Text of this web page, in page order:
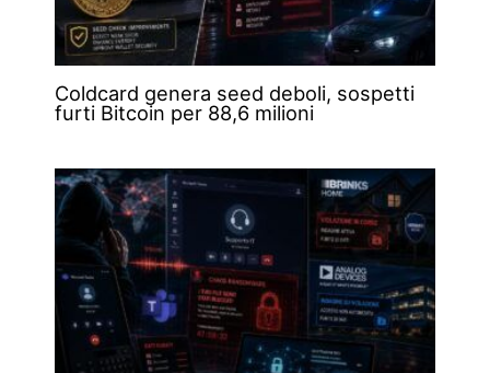
Coldcard genera seed deboli, sospetti
furti Bitcoin per 88,6 milioni